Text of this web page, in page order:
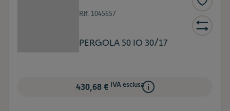
Rif. 1045657
PERGOLA 50 IO 30/17
430,68 € IVA esclusa